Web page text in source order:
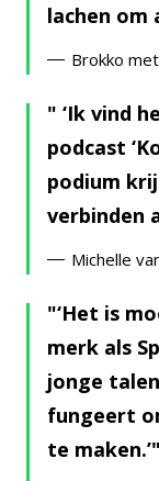
lachen om
Brokko
‘Ik vind
podcast
podium
verbinden
Michelle
‘Het is
merk als
jonge
fungeert
te maken.’